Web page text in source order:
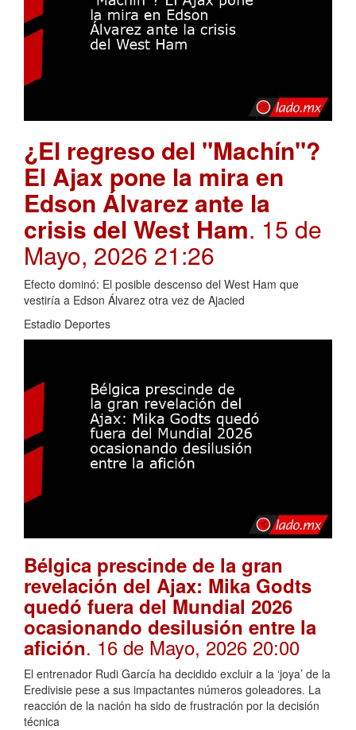
¿El regreso del "Machín"?
El Ajax pone la mira en
Edson Álvarez ante la
crisis del West Ham. 15 de
Mayo, 2026 21:26
Efecto dominó: El posible descenso del West Ham que
vestiría a Edson Álvarez otra vez de Ajacied
Estadio Deportes
Bélgica prescinde de la gran
revelación del Ajax: Mika Godts
quedó fuera del Mundial 2026
ocasionando desilusión entre la
afición. 16 de Mayo, 2026 20:00
El entrenador Rudi García ha decidido excluir a la ‘joya’ de la
Eredivisie pese a sus impactantes números goleadores. La
reacción de la nación ha sido de frustración por la decisión
técnica